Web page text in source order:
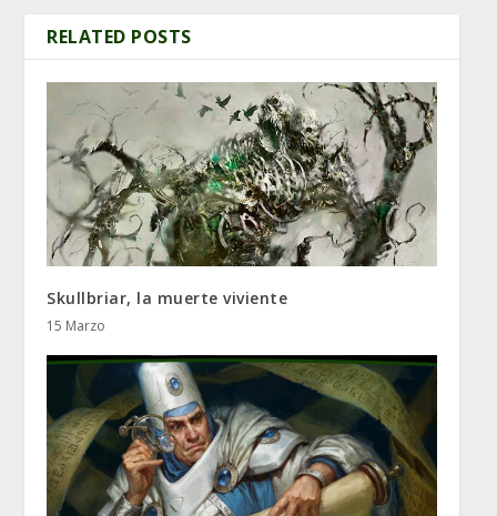
RELATED POSTS
Skullbriar, la muerte viviente
15 Marzo